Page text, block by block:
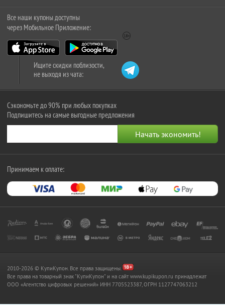
Все наши купоны доступны
через Мобильное Приложение:
Ищите скидки поблизости,
не выходя из чата:
Сэкономьте до 90% при любых покупках
Подпишитесь на самые выгодные предложения
Принимаем к оплате:
2010-2026 © КупиКупон. Все права защищены.
Все права на товарный знак "КупиКупон" и на сайт www.kupikupon.ru принадлежат
OOO «Агентство цифровых решений» ИНН 7705523387, ОГРН 1127747063212